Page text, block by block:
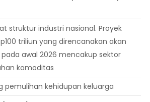
struktur industri nasional. Proyek
triliun yang direncanakan akan
awal 2026 mencakup sektor
komoditas
pemulihan kehidupan keluarga